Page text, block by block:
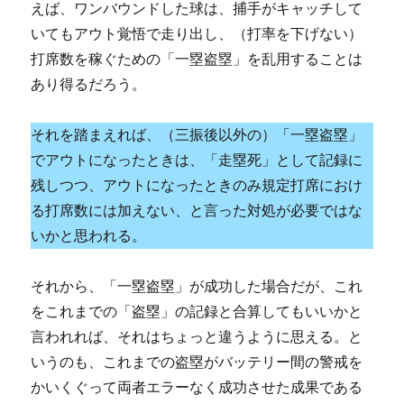
えば、ワンバウンドした球は、捕手がキャッチして
いてもアウト覚悟で走り出し、（打率を下げない）
打席数を稼ぐための「一塁盗塁」を乱用することは
あり得るだろう。
それを踏まえれば、（三振後以外の）「一塁盗塁」
でアウトになったときは、「走塁死」として記録に
残しつつ、アウトになったときのみ規定打席におけ
る打席数には加えない、と言った対処が必要ではな
いかと思われる。
それから、「一塁盗塁」が成功した場合だが、これ
をこれまでの「盗塁」の記録と合算してもいいかと
言われれば、それはちょっと違うように思える。と
いうのも、これまでの盗塁がバッテリー間の警戒を
かいくぐって両者エラーなく成功させた成果である